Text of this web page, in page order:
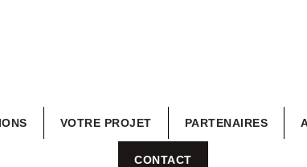
VOTRE PROJET PARTENAIRES
CONTACT